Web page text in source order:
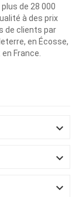
de 28 000
à des prix
de clients par
en Écosse,
France.


